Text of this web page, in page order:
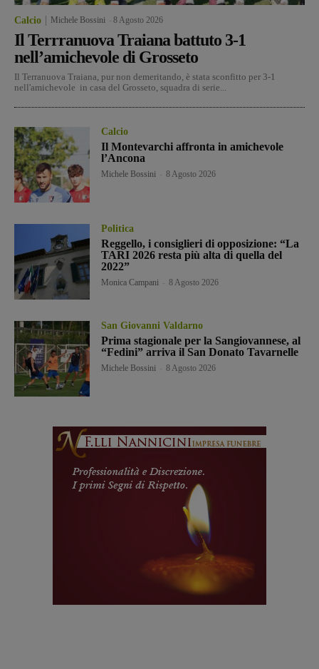
Calcio Michele Bossini 8 Agosto 2026
Il Terrranuova Traiana battuto 3-1
nell’amichevole di Grosseto
Il Terranuova Traiana, pur non demeritando, è stata sconfitto per 3-1
nell'amichevole in casa del Grosseto, squadra di serie...
Calcio
Il Montevarchi affronta in amichevole
l’Ancona
Michele Bossini 8 Agosto 2026
Politica
Reggello, i consiglieri di opposizione: “La
TARI 2026 resta più alta di quella del
2022”
Monica Campani 8 Agosto 2026
San Giovanni Valdarno
Prima stagionale per la Sangiovannese, al
“Fedini” arriva il San Donato Tavarnelle
Michele Bossini 8 Agosto 2026